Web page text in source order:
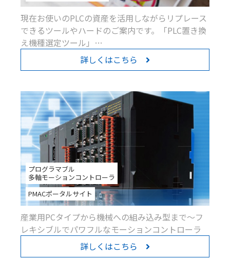
現在お使いのPLCの資産を活用しながらリプレース
できるツールやハードのご案内です。「PLC置き換
え機種選定ツール」…
詳しくはこちら
プログラマブル
多軸モーションコントローラ
PMACポータルサイト
産業用PCタイプから機械への組み込み型まで～フ
レキシブルでパワフルなモーションコントローラ
詳しくはこちら